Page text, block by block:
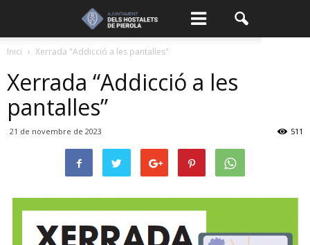
Inici Xerrada "Addicció a les pantalles"
Xerrada “Addicció a les
pantalles”
21 de novembre de 2023 511